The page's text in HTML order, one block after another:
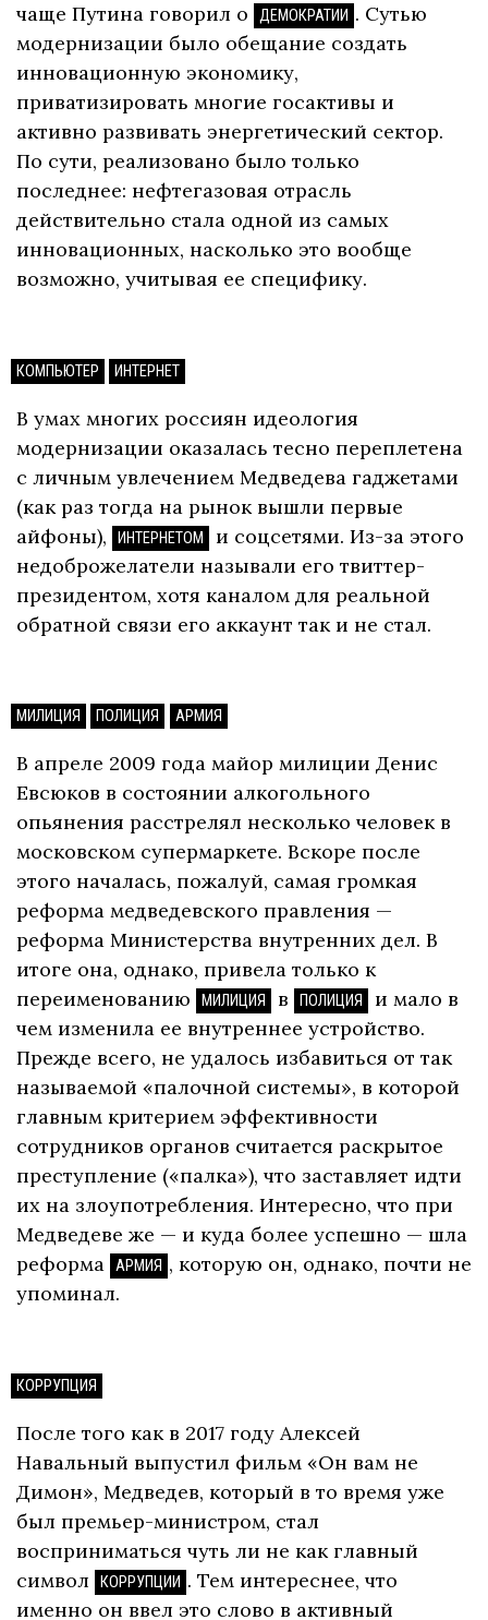
чаще Путина говорил о
ДЕМОКРАТИИ . Сутью
модернизации было обещание создать
инновационную экономику,
приватизировать многие госактивы и
активно развивать энергетический сектор.
По сути, реализовано было только
последнее: нефтегазовая отрасль
действительно стала одной из самых
инновационных, насколько это вообще
возможно, учитывая ее специфику.
КОМПЬЮТЕР ИНТЕРНЕТ
В умах многих россиян идеология
модернизации оказалась тесно переплетена
с личным увлечением Медведева гаджетами
(как раз тогда на рынок вышли первые
айфоны),
ИНТЕРНЕТОМ
и соцсетями. Из-за этого
недоброжелатели называли его твиттер-
президентом, хотя каналом для реальной
обратной связи его аккаунт так и не стал.
МИЛИЦИЯ ПОЛИЦИЯ АРМИЯ
В апреле 2009 года майор милиции Денис
Евсюков в состоянии алкогольного
опьянения расстрелял несколько человек в
московском супермаркете. Вскоре после
этого началась, пожалуй, самая громкая
реформа медведевского правления —
реформа Министерства внутренних дел. В
итоге она, однако, привела только к
переименованию
МИЛИЦИЯ в ПОЛИЦИЯ
и мало в
чем изменила ее внутреннее устройство.
Прежде всего, не удалось избавиться от так
называемой «палочной системы», в которой
главным критерием эффективности
сотрудников органов считается раскрытое
преступление («палка»), что заставляет идти
их на злоупотребления. Интересно, что при
Медведеве же — и куда более успешно — шла
реформа
АРМИЯ , которую он, однако, почти не
упоминал.
КОРРУПЦИЯ
После того как в 2017 году Алексей
Навальный выпустил фильм «Он вам не
Димон», Медведев, который в то время уже
был премьер-министром, стал
восприниматься чуть ли не как главный
символ
КОРРУПЦИИ . Тем интереснее, что
именно он ввел это слово в активный